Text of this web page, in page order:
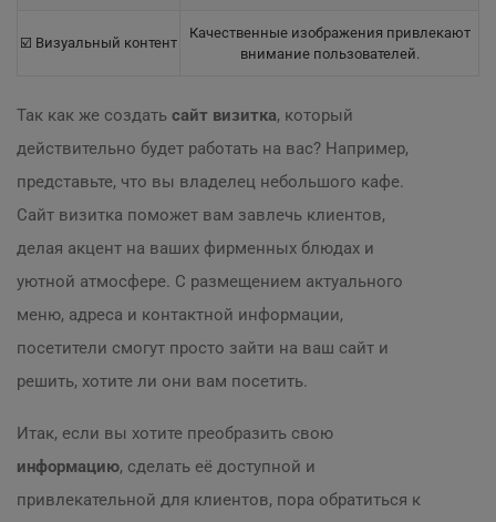
☑️ Визуальный контент
Качественные изображения привлекают
внимание пользователей.
Так как же создать сайт визитка, который
действительно будет работать на вас? Например,
представьте, что вы владелец небольшого кафе.
Сайт визитка поможет вам завлечь клиентов,
делая акцент на ваших фирменных блюдах и
уютной атмосфере. С размещением актуального
меню, адреса и контактной информации,
посетители смогут просто зайти на ваш сайт и
решить, хотите ли они вам посетить.
Итак, если вы хотите преобразить свою
информацию, сделать её доступной и
привлекательной для клиентов, пора обратиться к